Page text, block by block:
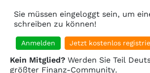
Sie müssen eingeloggt sein, um
schreiben zu können!
Anmelden Jetzt kostenlos
Kein Mitglied? Werden Sie Teil
größter Finanz-Community.